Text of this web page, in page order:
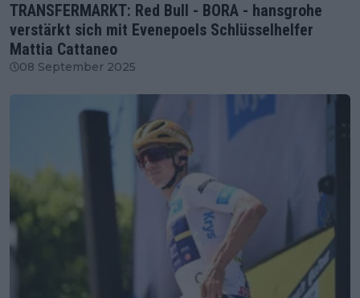
TRANSFERMARKT: Red Bull - BORA - hansgrohe
verstärkt sich mit Evenepoels Schlüsselhelfer
Mattia Cattaneo
08 September 2025